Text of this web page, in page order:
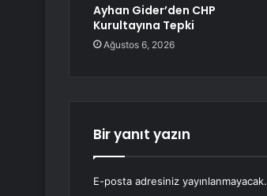
Ayhan Gider’den CHP
Kurultayına Tepki
Ağustos 6, 2026
Bir yanıt yazın
E-posta adresiniz yayınlanmayacak.